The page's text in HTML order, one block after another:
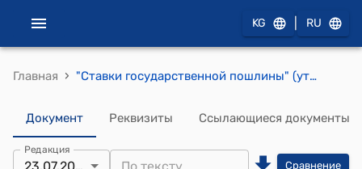
KG RU
Главная › "Ставки государственной пошлины" (утвержден постановлением Правительства Кыргызской Республики от 15 апреля 2019 года № 159)
Документ Реквизиты Ссылающиеся документы
Редакция
23.07.2026 Сравнение